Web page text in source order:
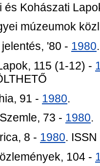
és Kohászati
múzeumok
'80 - 1980
115 (1-12) -
91 - 1980.
73 - 1980.
8 - 1980.
104 -